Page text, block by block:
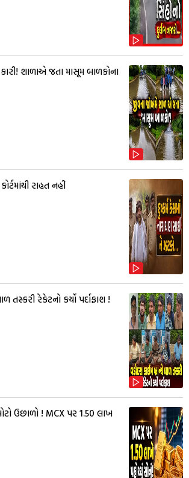
શાળાએ જતા માસૂમ બાળકોના
રાહત નહીં
તસ્કરી રેકેટનો કર્યો પર્દાફાશ !
ઉછાળો ! MCX પર ₹1.50 લાખ